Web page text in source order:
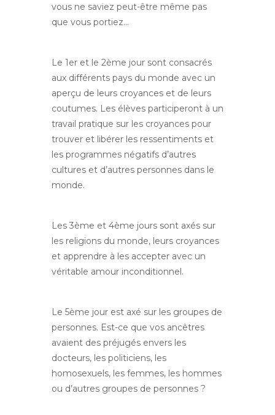
vous ne saviez peut-être même pas
que vous portiez…
Le 1er et le 2ème jour sont consacrés
aux différents pays du monde avec un
aperçu de leurs croyances et de leurs
coutumes. Les élèves participeront à un
travail pratique sur les croyances pour
trouver et libérer les ressentiments et
les programmes négatifs d’autres
cultures et d’autres personnes dans le
monde.
Les 3ème et 4ème jours sont axés sur
les religions du monde, leurs croyances
et apprendre à les accepter avec un
véritable amour inconditionnel.
Le 5ème jour est axé sur les groupes de
personnes. Est-ce que vos ancêtres
avaient des préjugés envers les
docteurs, les politiciens, les
homosexuels, les femmes, les hommes
ou d’autres groupes de personnes ?